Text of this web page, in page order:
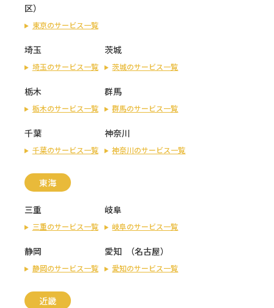
区）
東京のサービス一覧
埼玉
埼玉のサービス一覧
茨城
茨城のサービス一覧
栃木
栃木のサービス一覧
群馬
群馬のサービス一覧
千葉
千葉のサービス一覧
神奈川
神奈川のサービス一覧
東海
三重
三重のサービス一覧
岐阜
岐阜のサービス一覧
静岡
静岡のサービス一覧
愛知 （名古屋）
愛知のサービス一覧
近畿